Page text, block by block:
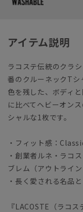
アイテム説明
ラコステ伝統のクラ
番のクルーネックTシ
色を残した、ボディ
に比べてヘビーオン
シャルな1枚です。
・フィット感：
・創業者ルネ・ラコ
ブレム（アウトライ
・長く愛される名品
『LACOSTE（ラコ